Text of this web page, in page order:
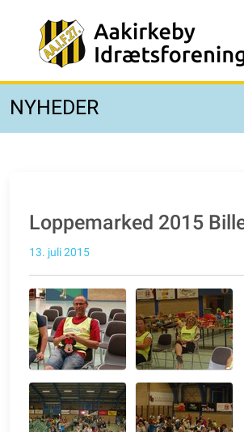
NYHEDER
Loppemarked 2015
13. juli 2015